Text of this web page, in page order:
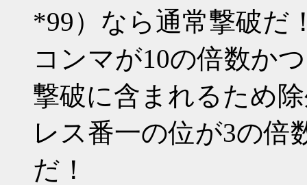
*99）なら通常撃破だ
コンマが10の倍数か
撃破に含まれるため
レス番一の位が3の倍
だ！